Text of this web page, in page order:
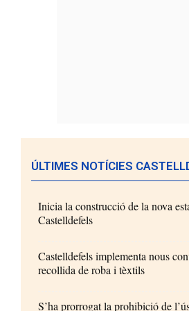
ÚLTIMES NOTÍCIES
Inicia la construcció de la nova
Castelldefels
Castelldefels implementa nous
recollida de roba i tèxtils
S’ha prorrogat la prohibició de